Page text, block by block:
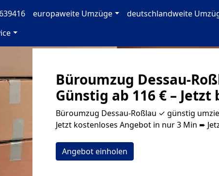
europaweite Umzüge
deutschlandweite
Büroumzug Dessau-
Günstig ab 116 € – Jetzt
Büroumzug Dessau-Roßlau ✓ günstig
Jetzt kostenloses Angebot in nur 3 Min ➨
Angebot einholen